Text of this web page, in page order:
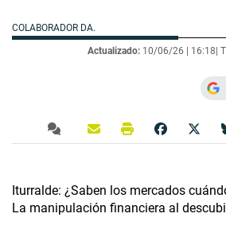
COLABORADOR DA.
Actualizado: 10/06/26 | 16:18 |
Iturralde: ¿Saben los mercados
La manipulación financiera al